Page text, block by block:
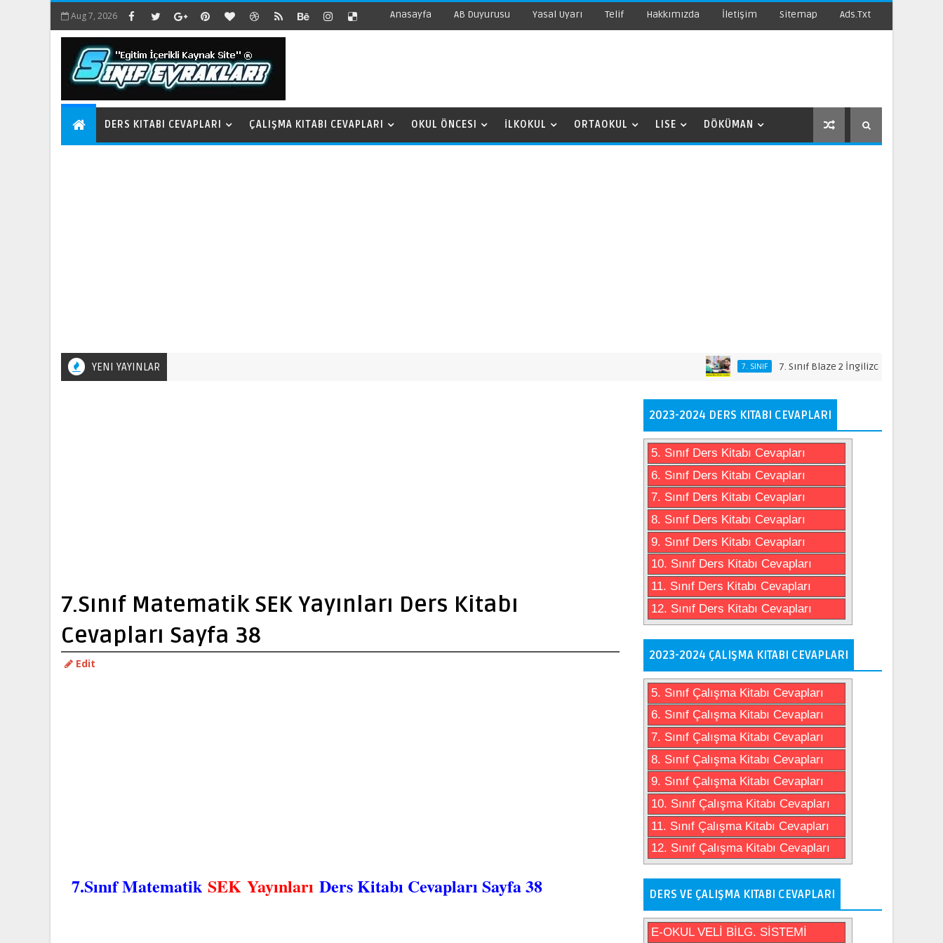
Aug 7, 2026 Anasayfa AB Duyurusu Yasal Uyarı Telif Hakkımızda İletişim Sitemap Ads.txt
DERS KITABI CEVAPLARI ÇALIŞMA KITABI CEVAPLARI OKUL ÖNCESI İLKOKUL ORTAOKUL LISE DÖKÜMAN
YENI YAYINLAR 7. SINIF 7. Sınıf Blaze 2 İngilizce Ders Kitabı
7.Sınıf Matematik SEK Yayınları Ders Kitabı
Cevapları Sayfa 38
Edit
7.Sınıf Matematik SEK Yayınları Ders Kitabı Cevapları Sayfa 38
2023-2024 DERS KITABI CEVAPLARI
5. Sınıf Ders Kitabı Cevapları
6. Sınıf Ders Kitabı Cevapları
7. Sınıf Ders Kitabı Cevapları
8. Sınıf Ders Kitabı Cevapları
9. Sınıf Ders Kitabı Cevapları
10. Sınıf Ders Kitabı Cevapları
11. Sınıf Ders Kitabı Cevapları
12. Sınıf Ders Kitabı Cevapları
2023-2024 ÇALIŞMA KITABI CEVAPLARI
5. Sınıf Çalışma Kitabı Cevapları
6. Sınıf Çalışma Kitabı Cevapları
7. Sınıf Çalışma Kitabı Cevapları
8. Sınıf Çalışma Kitabı Cevapları
9. Sınıf Çalışma Kitabı Cevapları
10. Sınıf Çalışma Kitabı Cevapları
11. Sınıf Çalışma Kitabı Cevapları
12. Sınıf Çalışma Kitabı Cevapları
DERS VE ÇALIŞMA KITABI CEVAPLARI
E-OKUL VELİ BİLG. SİSTEMİ